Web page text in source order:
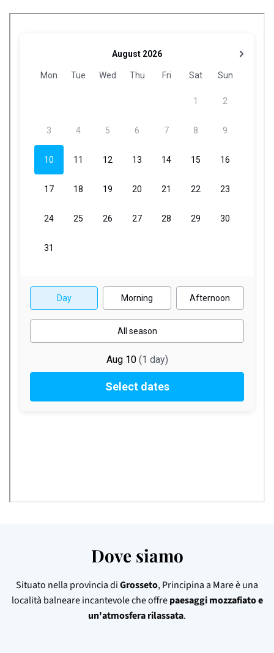
Dove siamo
Situato nella provincia diGrosseto, Principina a Mare è una
località balneare incantevole che offrepaesaggi mozzafiato e
un'atmosfera rilassata.